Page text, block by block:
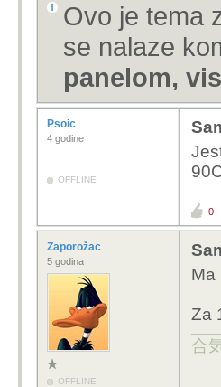
Ovo je tema
se nalaze
panelom,
Psoic
4 godine
OFFLINE
0
Zaporožac
5 godina
OFFLINE
Ma
Za
合